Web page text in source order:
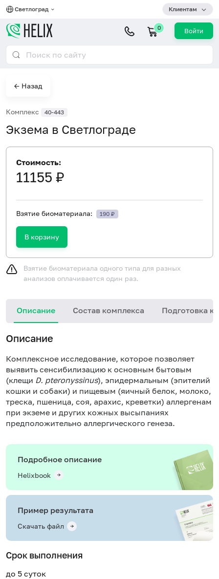
Светлоград Клиентам
0 Войти
← Назад
Комплекс 40-443
Экзема в Светлограде
Стоимость:
11155 ₽
Взятие биоматериала: 190 ₽
В корзину
Взятие биоматериала одного типа для разных
анализов оплачивается один раз.
Описание Состав комплекса Подготовка к
Описание
Комплексное исследование, которое позволяет
выявить сенсибилизацию к основным бытовым
(клещи D. pteronyssinus), эпидермальным (эпителий
кошки и собаки) и пищевым (яичный белок, молоко,
треска, пшеница, соя, арахис, креветки) аллергенам
при экземе и других кожных высыпаниях
предположительно аллергического генеза.
Подробное описание
Helixbook
Пример результата
Скачать файл
Срок выполнения
до 5 суток